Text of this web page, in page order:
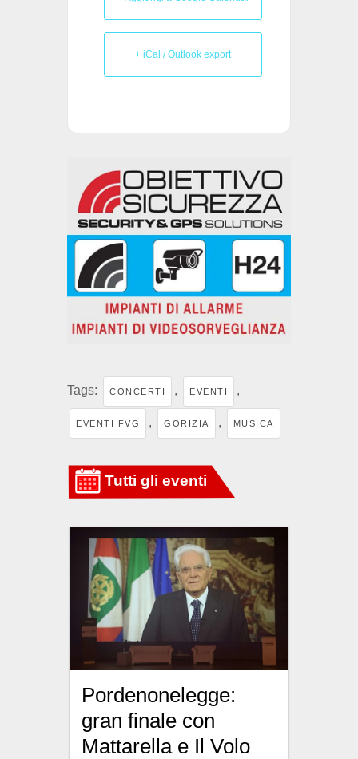
+ iCal / Outlook export
Tags: CONCERTI , EVENTI ,
EVENTI FVG , GORIZIA , MUSICA
Pordenonelegge:
gran finale con
Mattarella e Il Volo